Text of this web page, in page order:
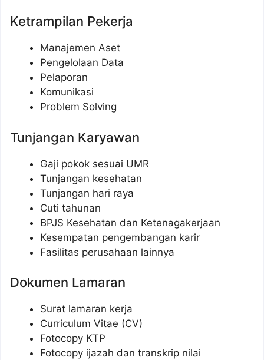
Ketrampilan Pekerja
Manajemen Aset
Pengelolaan Data
Pelaporan
Komunikasi
Problem Solving
Tunjangan Karyawan
Gaji pokok sesuai UMR
Tunjangan kesehatan
Tunjangan hari raya
Cuti tahunan
BPJS Kesehatan dan Ketenagakerjaan
Kesempatan pengembangan karir
Fasilitas perusahaan lainnya
Dokumen Lamaran
Surat lamaran kerja
Curriculum Vitae (CV)
Fotocopy KTP
Fotocopy ijazah dan transkrip nilai